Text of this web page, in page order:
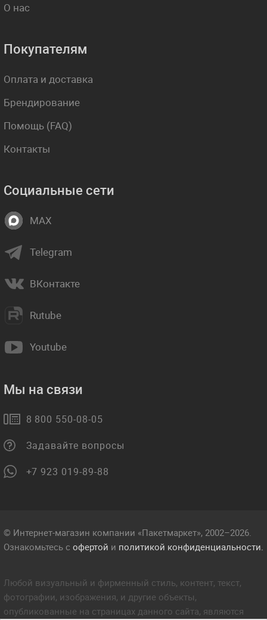
О нас
Покупателям
Оплата и доставка
Брендирование
Помощь (FAQ)
Контакты
Социальные сети
MAX
Telegram
ВКонтакте
Rutube
Youtube
Мы на связи
8 800 550-08-05
Задавайте вопросы
+7 923 019-89-88
© Интернет-магазин компании «Пакетмаркет», 2002–2026.
Ознакомьтесь с офертой и политикой конфиденциальности.
Любой визуальный и фирменный стиль, контент, текст,
фотографии, изображения, и другие объекты,
опубликованные на страницах данного сайта, являются